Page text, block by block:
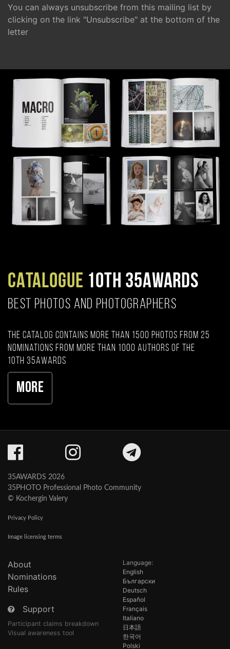
You can always unsubscribe from this mailing list by
clicking on the link "Unsubscribe" at the bottom of the
letter
CATALOGUE 10TH 35AWARDS
BEST PHOTOS AND PHOTOGRAPHERS
The catalog contains more than 1500 photos from 25
nominations from more than 1000 authors of the
10th 35AWARDS
More
35AWARDS 2026
35PHOTO Professional Photo Community
© Kochergin Valery
Privacy Policy
Image licensing terms
About
Nominations
Rules
Support
Participant claims breakdown
Visual awareness tool
Language:
English
Български
Deutsch
Español
Français
Italiano
日本語
한국어
Polski